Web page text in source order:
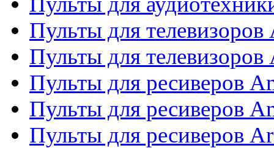
Пульты для
Пульты для
Пульты для ресиверов
Пульты для ресиверов
Пульты для ресиверов